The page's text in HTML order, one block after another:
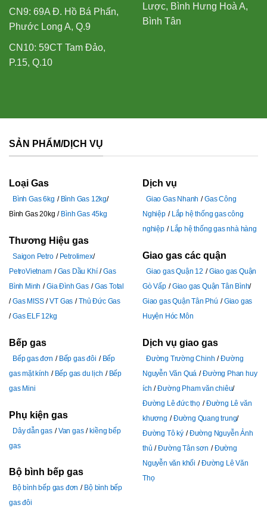
CN9: 69A Đ. Hồ Bá Phấn,
Phước Long A, Q.9
CN10: 59CT Tam Đảo,
P.15, Q.10
Lược, Bình Hưng Hoà A,
Bình Tân
SẢN PHẨM/DỊCH VỤ
Loại Gas
Bình Gas 6kg
Bình Gas 12kg
Bình Gas 20kg
Bình Gas 45kg
Thương Hiệu gas
Saigon Petro
Petrolimex
PetroVietnam
Gas Dầu Khí
Gas
Bình Minh
Gia Đình Gas
Gas Total
Gas MISS
VT Gas
Thủ Đức Gas
Gas ELF 12kg
Bếp gas
Bếp gas đơn Bếp gas đôi
Bếp
gas mặt kính
Bếp gas du lịch
Bếp
gas Mini
Phụ kiện gas
Dây dẫn gas Van gas
kiềng bếp
gas
Bộ bình bếp gas
Bộ bình bếp gas đơn
Bộ bình bếp
gas đôi
Dịch vụ
Giao Gas Nhanh
Gas Công
Nghiệp
Lắp hệ thống gas công
nghiệp
Lắp hệ thống gas nhà hàng
Giao gas các quận
Giao gas Quận 12
Giao gas Quận
Gò Vấp
Giao gas Quận Tân Bình
Giao gas Quận Tân Phú
Giao gas
Huyện Hóc Môn
Dịch vụ giao gas
Đường Trường Chinh
Đường
Nguyễn Văn Quá
Đường Phan huy
ích
Đường Pham văn chiêu
Đường Lê đức thọ
Đường Lê văn
khương
Đường Quang trung
Đường Tô ký
Đường Nguyễn Ảnh
thủ
Đường Tân sơn
Đường
Nguyễn văn khối
Đường Lê Văn
Thọ